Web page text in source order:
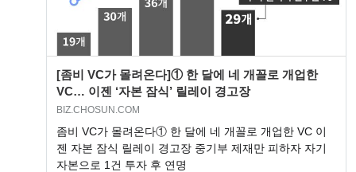
[좀비 VC가 몰려온다]① 한 달에 네 개꼴로 개업한
VC… 이젠 ‘자본 잠식’ 릴레이 경고장
BIZ.CHOSUN.COM
좀비 VC가 몰려온다① 한 달에 네 개꼴로 개업한 VC 이
젠 자본 잠식 릴레이 경고장 중기부 제재만 피하자 자기
자본으로 1건 투자 후 연명